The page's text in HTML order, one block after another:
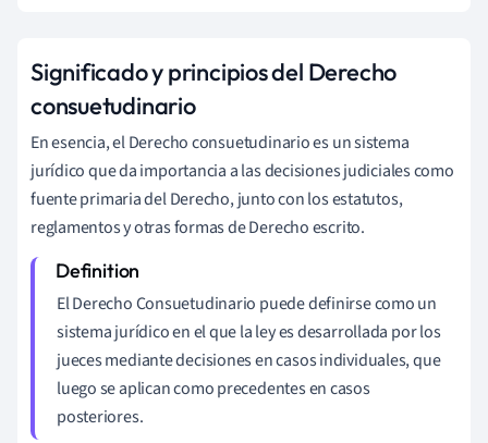
Significado y principios del Derecho
consuetudinario
En esencia, el Derecho consuetudinario es un sistema
jurídico que da importancia a las decisiones judiciales como
fuente primaria del Derecho, junto con los estatutos,
reglamentos y otras formas de Derecho escrito.
El Derecho Consuetudinario puede definirse como un
sistema jurídico en el que la ley es desarrollada por los
jueces mediante decisiones en casos individuales, que
luego se aplican como precedentes en casos
posteriores.